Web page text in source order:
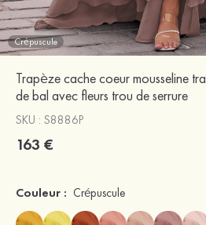
Crépuscule
Trapèze cache coeur mousseline
de bal avec fleurs trou de serrure
SKU : S8886P
163 €
Couleur : Crépuscule